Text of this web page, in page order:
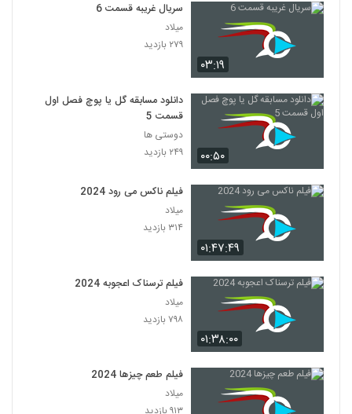
۰۳:۱۹
سریال غریبه قسمت 6
میلاد
۲۷۹ بازدید
۰۰:۵۰
دانلود مسابقه گل یا پوچ فصل اول
قسمت 5
دوستی ها
۲۴۹ بازدید
۰۱:۴۷:۴۹
فیلم ناکس می رود 2024
میلاد
۳۱۴ بازدید
۰۱:۳۸:۰۰
فیلم ترسناک اعجوبه 2024
میلاد
۷۹۸ بازدید
فیلم طعم چیزها 2024
میلاد